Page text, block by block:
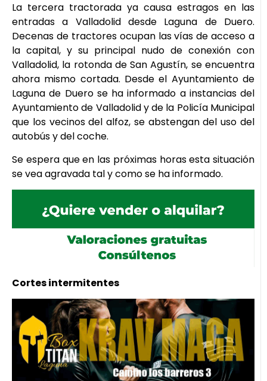
La tercera tractorada ya causa estragos en las
entradas a Valladolid desde Laguna de Duero.
Decenas de tractores ocupan las vías de acceso a
la capital, y su principal nudo de conexión con
Valladolid, la rotonda de San Agustín, se encuentra
ahora mismo cortada. Desde el Ayuntamiento de
Laguna de Duero se ha informado a instancias del
Ayuntamiento de Valladolid y de la Policía Municipal
que los vecinos del alfoz, se abstengan del uso del
autobús y del coche.
Se espera que en las próximas horas esta situación
se vea agravada tal y como se ha informado.
Cortes intermitentes